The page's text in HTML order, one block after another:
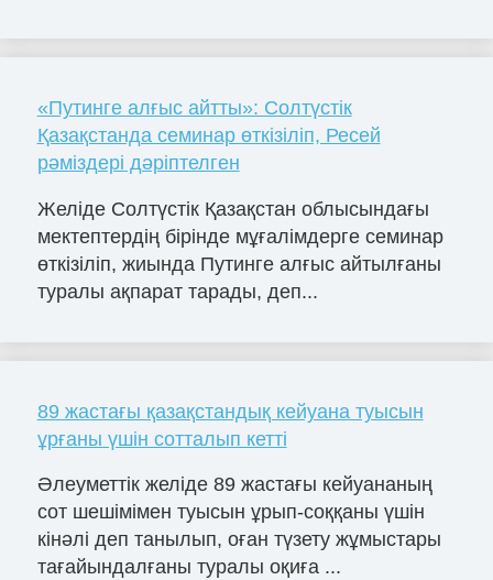
«Путинге алғыс айтты»: Солтүстік
Қазақстанда семинар өткізіліп, Ресей
рәміздері дәріптелген
Желіде Солтүстік Қазақстан облысындағы
мектептердің бірінде мұғалімдерге семинар
өткізіліп, жиында Путинге алғыс айтылғаны
туралы ақпарат тарады, деп...
89 жастағы қазақстандық кейуана туысын
ұрғаны үшін сотталып кетті
Әлеуметтік желіде 89 жастағы кейуананың
сот шешімімен туысын ұрып-соққаны үшін
кінәлі деп танылып, оған түзету жұмыстары
тағайындалғаны туралы оқиға ...